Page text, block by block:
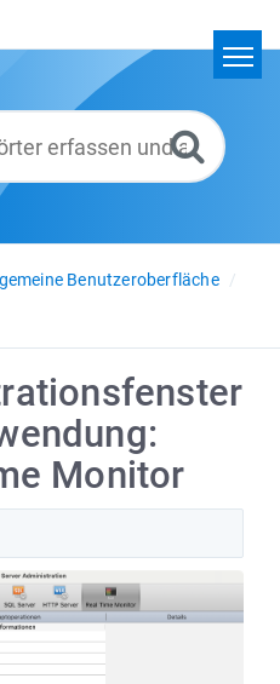
Benutzeroberfläche
Monitor